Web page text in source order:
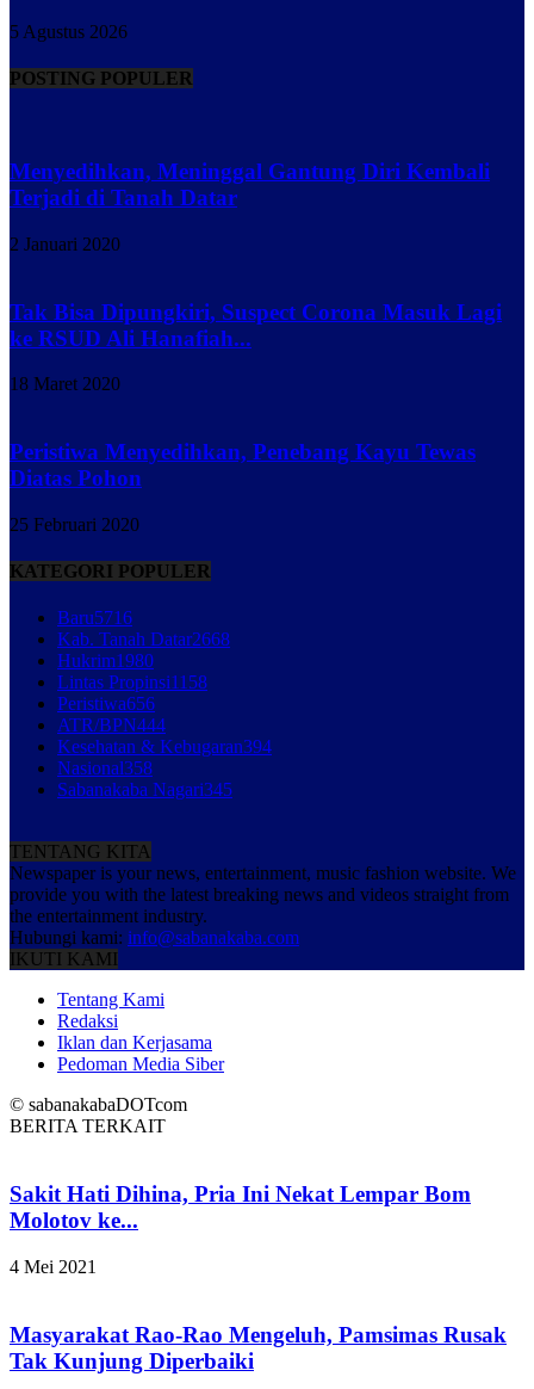
5 Agustus 2026
POSTING POPULER
Menyedihkan, Meninggal Gantung Diri Kembali
Terjadi di Tanah Datar
2 Januari 2020
Tak Bisa Dipungkiri, Suspect Corona Masuk Lagi
ke RSUD Ali Hanafiah...
18 Maret 2020
Peristiwa Menyedihkan, Penebang Kayu Tewas
Diatas Pohon
25 Februari 2020
KATEGORI POPULER
Baru5716
Kab. Tanah Datar2668
Hukrim1980
Lintas Propinsi1158
Peristiwa656
ATR/BPN444
Kesehatan & Kebugaran394
Nasional358
Sabanakaba Nagari345
TENTANG KITA
Newspaper is your news, entertainment, music fashion website. We
provide you with the latest breaking news and videos straight from
the entertainment industry.
Hubungi kami: info@sabanakaba.com
IKUTI KAMI
Tentang Kami
Redaksi
Iklan dan Kerjasama
Pedoman Media Siber
© sabanakabaDOTcom
BERITA TERKAIT
Sakit Hati Dihina, Pria Ini Nekat Lempar Bom
Molotov ke...
4 Mei 2021
Masyarakat Rao-Rao Mengeluh, Pamsimas Rusak
Tak Kunjung Diperbaiki